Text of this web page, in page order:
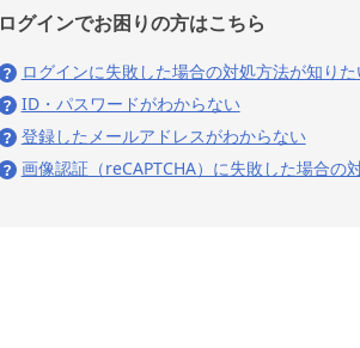
ログインでお困りの方はこちら
ログインに失敗した場合の対処方法が知りた
ID・パスワードがわからない
登録したメールアドレスがわからない
画像認証（reCAPTCHA）に失敗した場合の